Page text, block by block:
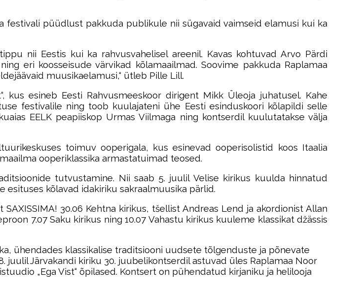
festivali püüdlust pakkuda publikule nii sügavaid vaimseid elamusi kui ka
nii Eestis kui ka rahvusvahelisel areenil. Kavas kohtuvad Arvo Pärdi
eri koosseisude värvikad kõlamaailmad. Soovime pakkuda Raplamaa
muusikaelamusi,“ ütleb Pille Lill.
kus esineb Eesti Rahvusmeeskoor dirigent Mikk Üleoja juhatusel. Kahe
festivalile ning toob kuulajateni ühe Eesti esinduskoori kõlapildi selle
EELK peapiiskop Urmas Viilmaga ning kontserdil kuulutatakse välja
toimuv ooperigala, kus esinevad ooperisolistid koos Itaalia
ooperiklassika armastatuimad teosed.
tutvustamine. Nii saab 5. juulil Velise kirikus kuulda hinnatud
kõlavad idakiriku sakraalmuusika pärlid.
30.06 Kehtna kirikus, tšellist Andreas Lend ja akordionist Allan
7.07 Saku kirikus ning 10.07 Vahastu kirikus kuuleme klassikat džässis
ühendades klassikalise traditsiooni uudsete tõlgenduste ja põnevate
Järvakandi kiriku 30. juubelikontserdil astuvad üles Raplamaa Noor
„Ega Vist“ õpilased. Kontsert on pühendatud kirjaniku ja helilooja